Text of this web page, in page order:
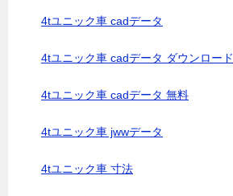
4tユニック車 cadデータ
4tユニック車 cadデータ ダウンロード
4tユニック車 cadデータ 無料
4tユニック車 jwwデータ
4tユニック車 寸法